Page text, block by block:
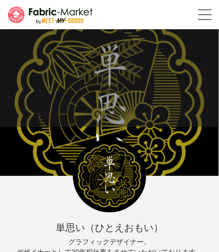
単思い（ひとえおもい）
グラフィックデザイナー。